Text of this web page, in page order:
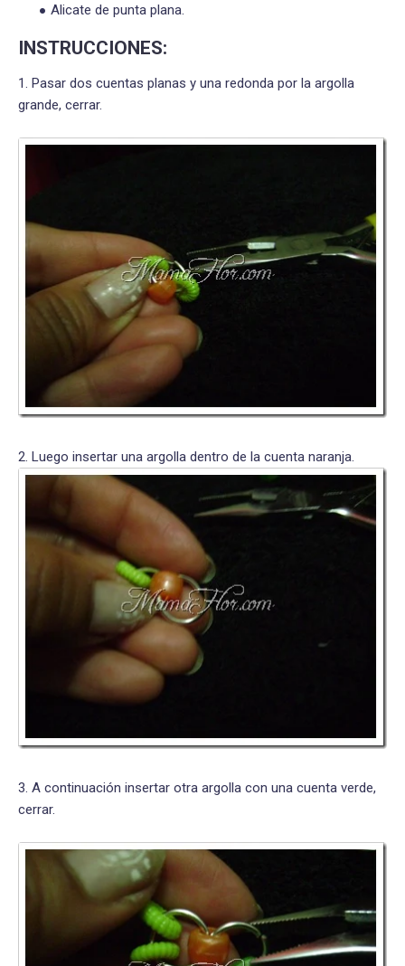
Alicate de punta plana.
INSTRUCCIONES:
1. Pasar dos cuentas planas y una redonda por la argolla
grande, cerrar.
2. Luego insertar una argolla dentro de la cuenta naranja.
3. A continuación insertar otra argolla con una cuenta verde,
cerrar.